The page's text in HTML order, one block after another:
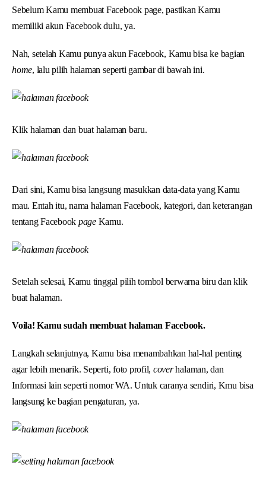
Sebelum Kamu membuat Facebook page, pastikan Kamu
memiliki akun Facebook dulu, ya.
Nah, setelah Kamu punya akun Facebook, Kamu bisa ke bagian
home, lalu pilih halaman seperti gambar di bawah ini.
Klik halaman dan buat halaman baru.
Dari sini, Kamu bisa langsung masukkan data-data yang Kamu
mau. Entah itu, nama halaman Facebook, kategori, dan keterangan
tentang Facebook page Kamu.
Setelah selesai, Kamu tinggal pilih tombol berwarna biru dan klik
buat halaman.
Voila! Kamu sudah membuat halaman Facebook.
Langkah selanjutnya, Kamu bisa menambahkan hal-hal penting
agar lebih menarik. Seperti, foto profil, coverhalaman, dan
Informasi lain seperti nomor WA. Untuk caranya sendiri, Kmu bisa
langsung ke bagian pengaturan, ya.